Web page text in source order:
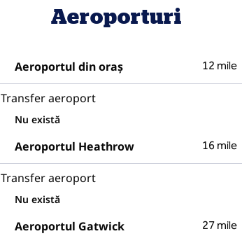
Aeroporturi
Aeroportul din oraș 12 mile
Transfer aeroport
Nu există
Aeroportul Heathrow 16 mile
Transfer aeroport
Nu există
Aeroportul Gatwick 27 mile